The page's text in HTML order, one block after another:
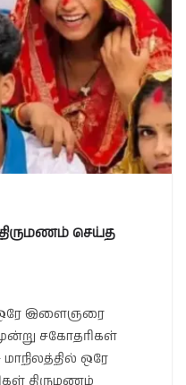
செய்த
ஒரே இளைஞரை
சகோதரிகள்
ஒரே